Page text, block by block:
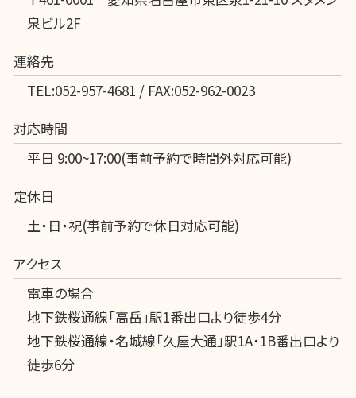
泉ビル2F
連絡先
TEL:052-957-4681 / FAX:052-962-0023
対応時間
平日 9:00~17:00(事前予約で時間外対応可能)
定休日
土・日・祝(事前予約で休日対応可能)
アクセス
電車の場合
地下鉄桜通線「高岳」駅1番出口より徒歩4分
地下鉄桜通線・名城線「久屋大通」駅1A・1B番出口より
徒歩6分